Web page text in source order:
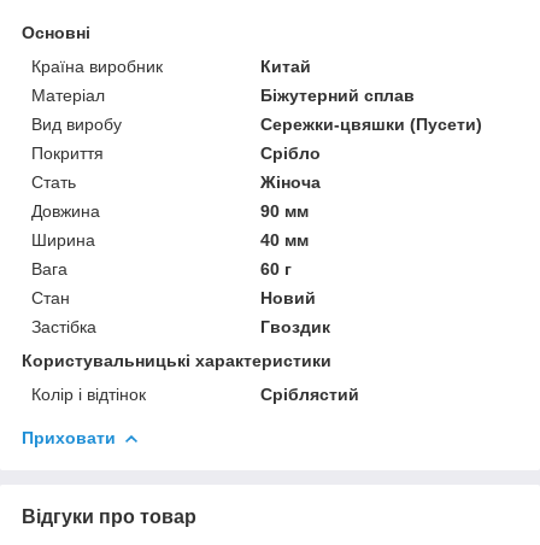
Основні
Країна виробник
Китай
Матеріал
Біжутерний сплав
Вид виробу
Сережки-цвяшки (Пусети)
Покриття
Срібло
Стать
Жіноча
Довжина
90 мм
Ширина
40 мм
Вага
60 г
Стан
Новий
Застібка
Гвоздик
Користувальницькі характеристики
Колір і відтінок
Сріблястий
Приховати
Відгуки про товар